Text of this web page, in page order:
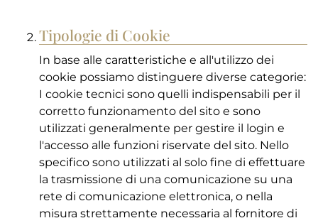
Tipologie di Cookie
In base alle caratteristiche e all'utilizzo dei
cookie possiamo distinguere diverse categorie:
I cookie tecnici sono quelli indispensabili per il
corretto funzionamento del sito e sono
utilizzati generalmente per gestire il login e
l'accesso alle funzioni riservate del sito. Nello
specifico sono utilizzati al solo fine di effettuare
la trasmissione di una comunicazione su una
rete di comunicazione elettronica, o nella
misura strettamente necessaria al fornitore di